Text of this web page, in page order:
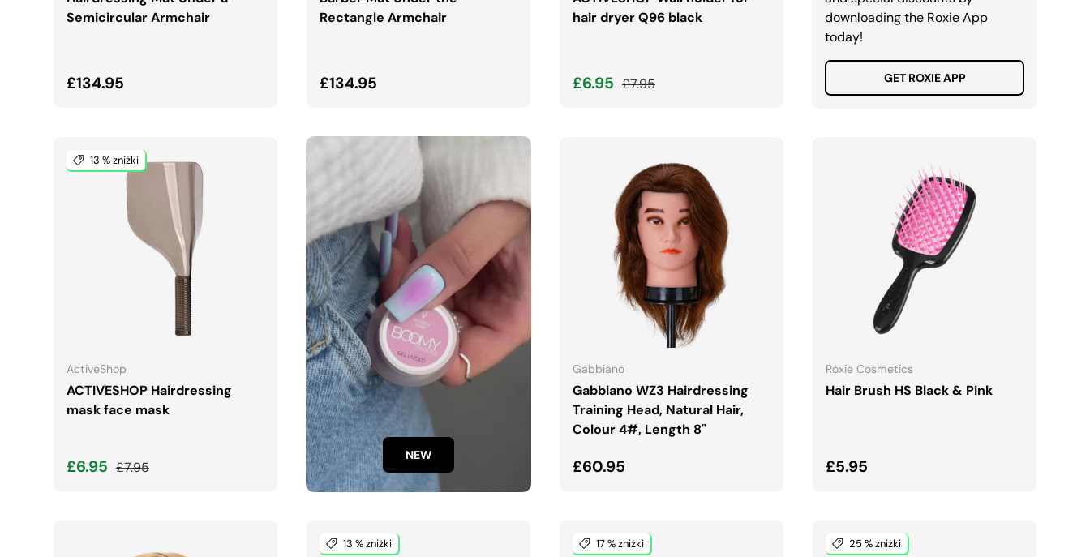
Semicircular Armchair
Normalna cena
£134.95
Rectangle Armchair
Normalna cena
£134.95
hair dryer Q96 black
Cena wyprzedaży
£6.95 Normalna cena
£7.95
downloading the Roxie App
today!
GET ROXIE APP
13 % zniżki
ActiveShop
ACTIVESHOP Hairdressing
mask face mask
Cena wyprzedaży
£6.95 Normalna cena
£7.95
DODAJ DO KOSZYKA
NEW
Gabbiano
Gabbiano WZ3 Hairdressing
Training Head, Natural Hair,
Colour 4#, Length 8"
Normalna cena
£60.95
DODAJ DO KOSZYKA
Roxie Cosmetics
Hair Brush HS Black & Pink
Normalna cena
£5.95
DODAJ DO KOSZYKA
13 % zniżki 17 % zniżki 25 % zniżki